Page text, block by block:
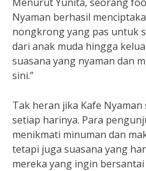
Nyaman berhasil
nongkrong yang pas untuk
dari anak muda hingga
suasana yang nyaman dan
sini.”
Tak heran jika Kafe
setiap harinya. Para
menikmati minuman dan
tetapi juga suasana yang
mereka yang ingin